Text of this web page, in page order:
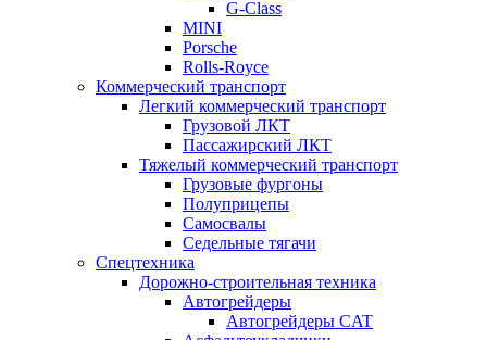
G-Class
MINI
Porsche
Rolls-Royce
Коммерческий транспорт
Легкий коммерческий транспорт
Грузовой ЛКТ
Пассажирский ЛКТ
Тяжелый коммерческий транспорт
Грузовые фургоны
Полуприцепы
Самосвалы
Седельные тягачи
Спецтехника
Дорожно-строительная техника
Автогрейдеры
Автогрейдеры CAT